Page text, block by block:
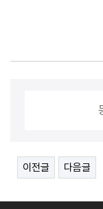
이전글 다음글